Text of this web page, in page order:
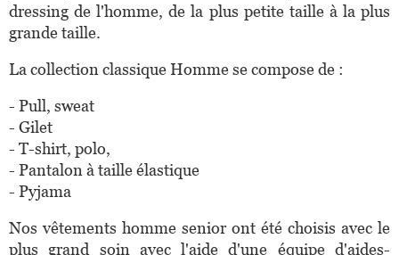
dressing de l'homme, de la plus petite taille à la plus
grande taille.
La collection classique Homme se compose de :
- Pull, sweat
- Gilet
- T-shirt, polo,
- Pantalon à taille élastique
- Pyjama
Nos vêtements homme senior ont été choisis avec le
plus grand soin avec l'aide d'une équipe d'aides-